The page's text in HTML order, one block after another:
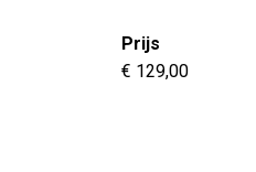
Prijs
€ 129,00